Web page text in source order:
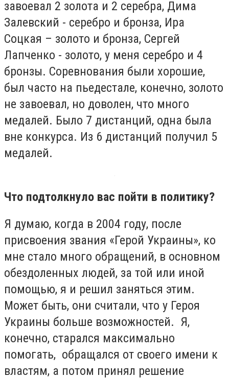
завоевал 2 золота и 2 серебра, Дима
Залевский - серебро и бронза, Ира
Соцкая – золото и бронза, Сергей
Лапченко - золото, у меня серебро и 4
бронзы. Соревнования были хорошие,
был часто на пьедестале, конечно, золото
не завоевал, но доволен, что много
медалей. Было 7 дистанций, одна была
вне конкурса. Из 6 дистанций получил 5
медалей.
Что подтолкнуло вас пойти в политику?
Я думаю, когда в 2004 году, после
присвоения звания «Герой Украины», ко
мне стало много обращений, в основном
обездоленных людей, за той или иной
помощью, я и решил заняться этим.
Может быть, они считали, что у Героя
Украины больше возможностей. Я,
конечно, старался максимально
помогать, обращался от своего имени к
властям, а потом принял решение